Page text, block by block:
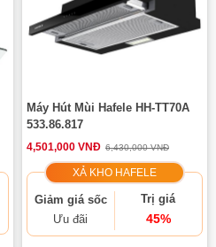
Máy Hút Mùi Hafele HH-TT70A
533.86.817
4,501,000 VNĐ 6,430,000 VNĐ
XẢ KHO HAFELE
Giảm giá sốc
Ưu đãi
Trị giá
45%